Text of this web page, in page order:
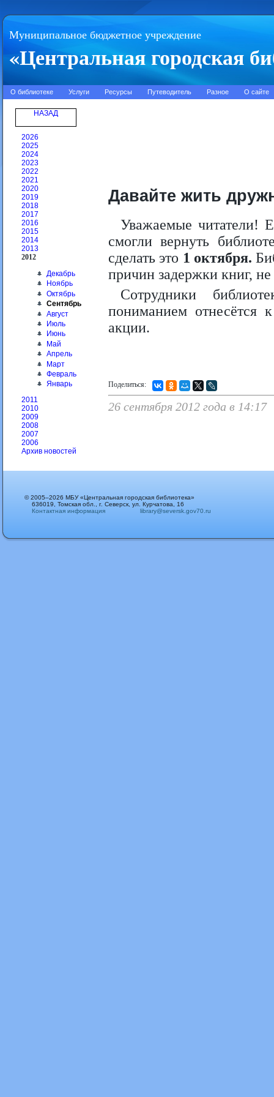
Муниципальное бюджетное учреждение
«Центральная городская
О библиотеке Услуги Ресурсы Путеводитель Разное О сайте
НАЗАД
2026
2025
2024
2023
2022
2021
2020
2019
2018
2017
2016
2015
2014
2013
2012
Декабрь
Ноябрь
Октябрь
Сентябрь
Август
Июль
Июнь
Май
Апрель
Март
Февраль
Январь
2011
2010
2009
2008
2007
2006
Архив новостей
Давайте жить
Уважаемые читатели!
смогли вернуть
сделать это 1 октября.
причин задержки книг, не
Сотрудники
пониманием
акции.
Поделиться:
26 сентября 2012 года в 14:17
© 2005–2026 МБУ «Центральная городская библиотека»
636019, Томская обл., г. Северск, ул. Курчатова, 16
Контактная информация
library@seversk.gov70.ru